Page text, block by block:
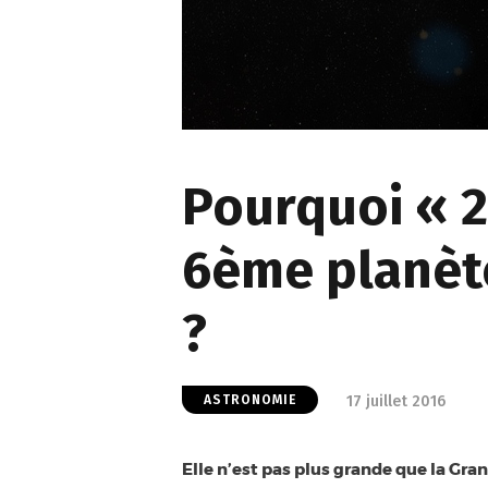
Pourquoi «
6ème
?
ASTRONOMIE 17 juillet 2016
Elle n’est pas plus grande que la